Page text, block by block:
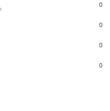
0
0
0
0